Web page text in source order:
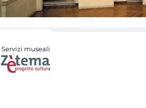
Servizi museali